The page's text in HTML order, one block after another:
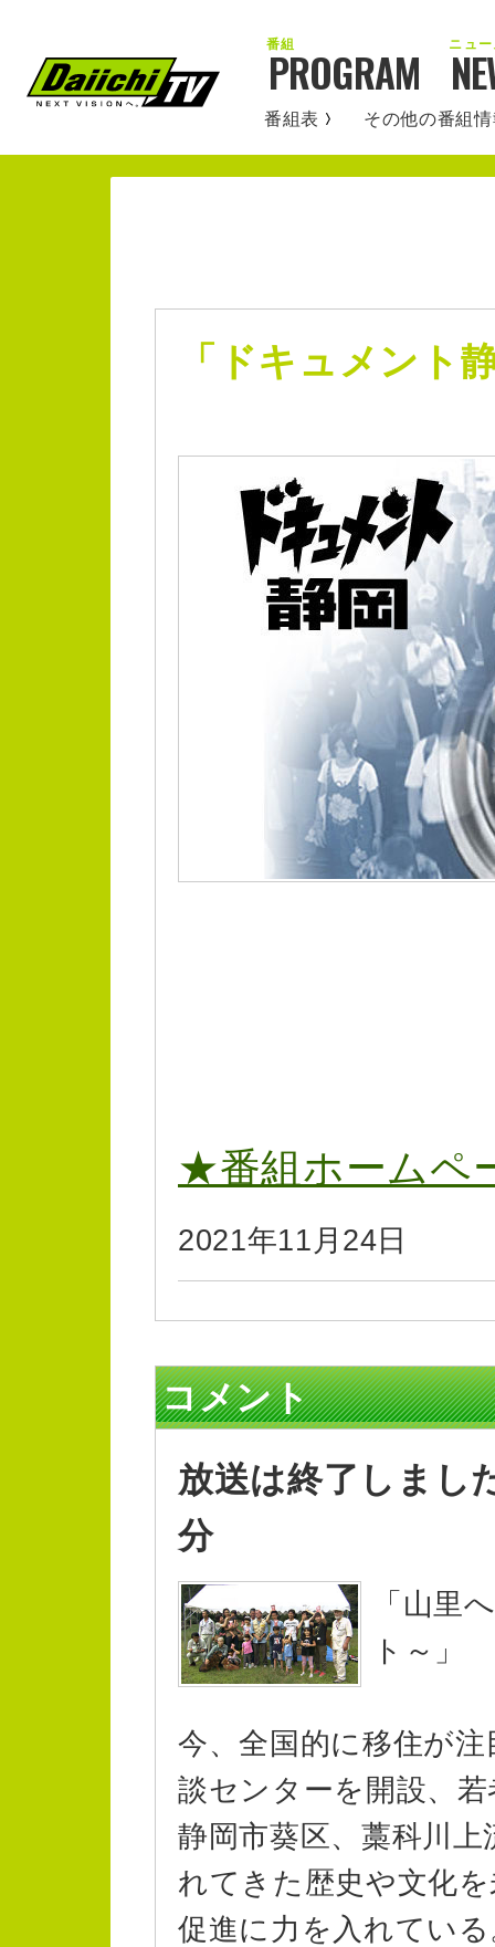
PROGRAM
番組表 その他の番組
「ドキュメント
★番組ホームペ
2021年11月24日
コメント
放送は終了しまし
分
「山里
ト～」
今、全国的に移住が
談センターを開設、
静岡市葵区、藁科川
れてきた歴史や文化
促進に力を入れてい